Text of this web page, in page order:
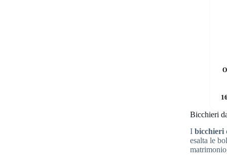
Bicchieri
I bicchieri
esalta le